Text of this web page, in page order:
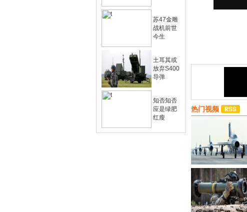
苏47金雕
战机前世
今生
土耳其或
放弃S400
导弹
知否知否
应是绿肥
红瘦
热门视频